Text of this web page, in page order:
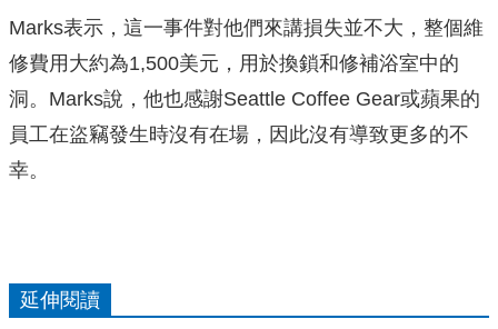
Marks表示，這一事件對他們來講損失並不大，整個維
修費用大約為1,500美元，用於換鎖和修補浴室中的
洞。Marks說，他也感謝Seattle Coffee Gear或蘋果的
員工在盜竊發生時沒有在場，因此沒有導致更多的不
幸。
延伸閱讀